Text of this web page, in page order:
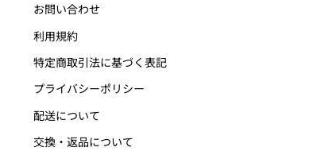
お問い合わせ
利用規約
特定商取引法に基づく表記
プライバシーポリシー
配送について
交換・返品について